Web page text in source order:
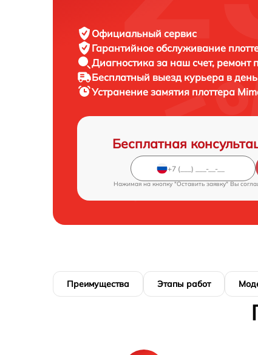
Официальный сервис
Гарантийное обслуживание
Диагностика за наш счет, ремонт
Бесплатный выезд курьера в
Устранение замятия плоттера
Бесплатная
Нажимая на кнопку "Оставить заявку" Вы
Преимущества Этапы работ